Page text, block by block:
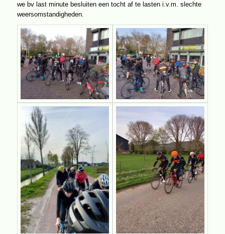
we bv last minute besluiten een tocht af te lasten i.v.m. slechte
weersomstandigheden.